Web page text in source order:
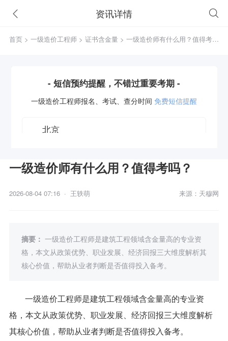
资讯详情
首页 > 一级造价工程师 > 证书含金量
- 短信预约提醒，不错过重要考期 -
一级造价工程师报名、考试、查分时间 免费短信提醒
获取验证码
一级造价师有什么用？值得考吗？
2026-08-04 07:16 · 王轶萌 来源：天穆网
摘要： 一级造价工程师是建筑工程领域含金量高的专业资
格，本文从政策优势、职业发展、经济回报三大维度解析其
核心价值，帮助从业者判断是否值得投入备考。
一级造价工程师是建筑工程领域含金量高的专业资
格，本文从政策优势、职业发展、经济回报三大维度解析
其核心价值，帮助从业者判断是否值得投入备考。